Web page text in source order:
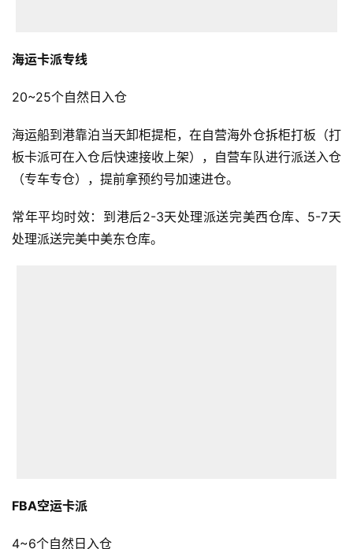
球
海运卡派专线
20~25个自然日入仓
海运船到港靠泊当天卸柜提柜，在自营海外仓拆柜打板（打
板卡派可在入仓后快速接收上架），自营车队进行派送入仓
（专车专仓），提前拿预约号加速进仓。
常年平均时效：到港后2-3天处理派送完美西仓库、5-7天
处理派送完美中美东仓库。
FBA空运卡派
4~6个自然日入仓